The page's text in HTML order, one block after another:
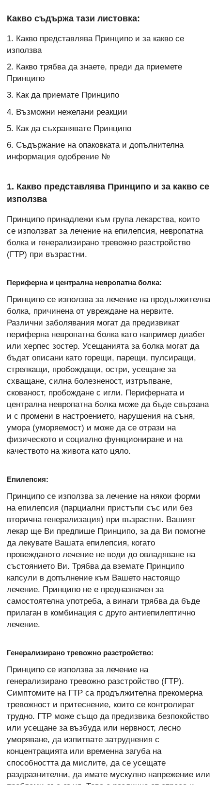
Какво съдържа тази листовка:
1. Какво представлява Принципо и за какво се
използва
2. Какво трябва да знаете, преди да приемете
Принципо
3. Как да приемате Принципо
4. Възможни нежелани реакции
5. Как да съхранявате Принципо
6. Съдържание на опаковката и допълнителна
информация одобрение №
1. Какво представлява Принципо и за какво се
използва
Принципо принадлежи към група лекарства, които
се използват за лечение на епилепсия, невропатна
болка и генерализирано тревожно разстройство
(ГТР) при възрастни.
Периферна и централна невропатна болка:
Принципо се използва за лечение на продължителна
болка, причинена от увреждане на нервите.
Различни заболявания могат да предизвикат
периферна невропатна болка като например диабет
или херпес зостер. Усещанията за болка могат да
бъдат описани като горещи, парещи, пулсиращи,
стрелкащи, пробождащи, остри, усещане за
схващане, силна болезненост, изтръпване,
скованост, пробождане с игли. Периферната и
централна невропатна болка може да бъде свързана
и с промени в настроението, нарушения на съня,
умора (уморяемост) и може да се отрази на
физическото и социално функциониране и на
качеството на живота като цяло.
Епилепсия:
Принципо се използва за лечение на някои форми
на епилепсия (парциални пристъпи със или без
вторична генерализация) при възрастни. Вашият
лекар ще Ви предпише Принципо, за да Ви помогне
да лекувате Вашата епилепсия, когато
провежданото лечение не води до овладяване на
състоянието Ви. Трябва да вземате Принципо
капсули в допълнение към Вашето настоящо
лечение. Принципо не е предназначен за
самостоятелна употреба, а винаги трябва да бъде
прилаган в комбинация с друго антиепилептично
лечение.
Генерализирано тревожно разстройство:
Принципо се използва за лечение на
генерализирано тревожно разстройство (ГТР).
Симптомите на ГТР са продължителна прекомерна
тревожност и притеснение, които се контролират
трудно. ГТР може също да предизвика безпокойство
или усещане за възбуда или нервност, лесно
уморяване, да изпитвате затруднения с
концентрацията или временна загуба на
способността да мислите, да се усещате
раздразнителни, да имате мускулно напрежение или